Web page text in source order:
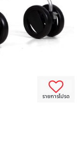
รายการโปรด